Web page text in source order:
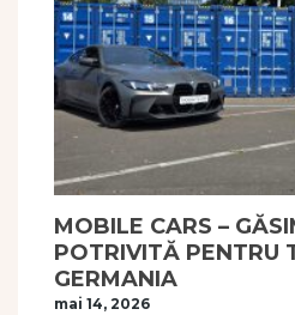
MOBILE CARS –
POTRIVITĂ PENTRU
GERMANIA
mai 14, 2026